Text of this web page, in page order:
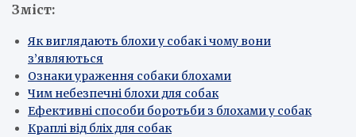
Зміст:
Як виглядають блохи у собак і чому вони
з’являються
Ознаки ураження собаки блохами
Чим небезпечні блохи для собак
Ефективні способи боротьби з блохами у собак
Краплі від бліх для собак